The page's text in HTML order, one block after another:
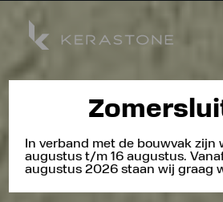
In verband met de bouwvak zijn
augustus t/m 16 augustus.
augustus 2026 staan wij graag